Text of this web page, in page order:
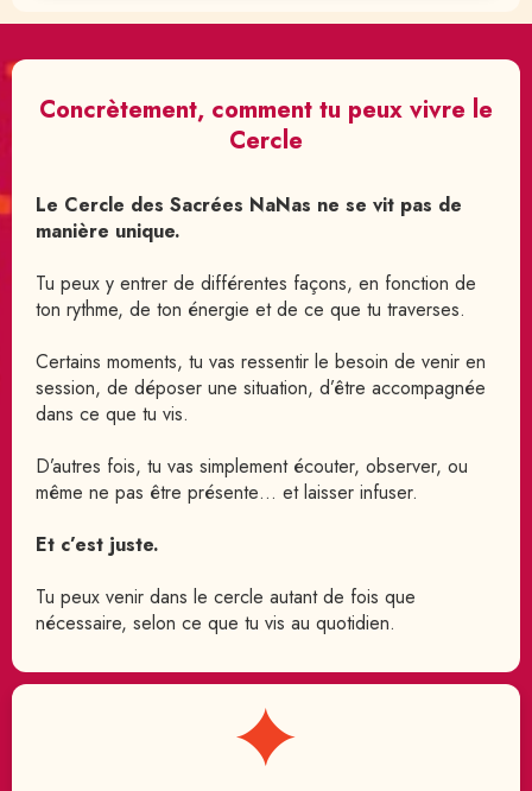
Concrètement, comment tu peux vivre le
Cercle
Le Cercle des Sacrées NaNas ne se vit pas de
manière unique.
Tu peux y entrer de différentes façons, en fonction de
ton rythme, de ton énergie et de ce que tu traverses.
Certains moments, tu vas ressentir le besoin de venir en
session, de déposer une situation, d’être accompagnée
dans ce que tu vis.
D’autres fois, tu vas simplement écouter, observer, ou
même ne pas être présente… et laisser infuser.
Et c’est juste.
Tu peux venir dans le cercle autant de fois que
nécessaire, selon ce que tu vis au quotidien.